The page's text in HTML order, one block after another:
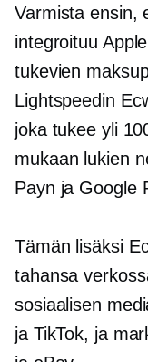
Varmista ensin,
integroituu
tukevien
Lightspeedin
joka tukee yli
mukaan lukien
Payn ja Google
Tämän lisäksi
tahansa
sosiaalisen
ja TikTok, ja